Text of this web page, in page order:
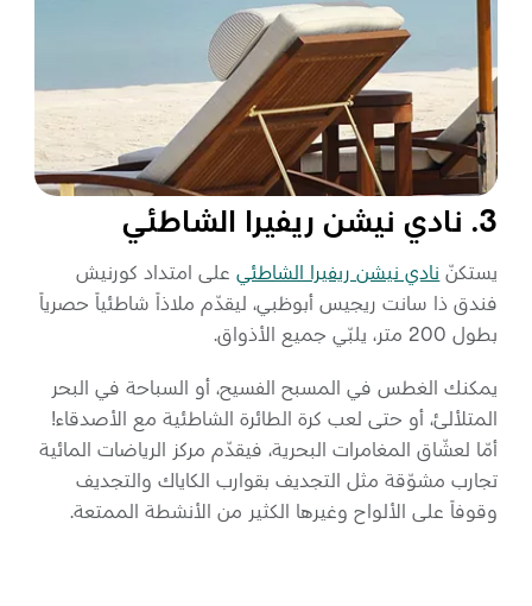
3. نادي نيشن ريفيرا الشاطئي
يستكنّ نادي نيشن ريفيرا الشاطئيعلى امتداد كورنيش
فندق ذا سانت ريجيس أبوظبي، ليقدّم ملاذاً شاطئياً حصرياً
بطول 200 متر، يلبّي جميع الأذواق.
يمكنك الغطس في المسبح الفسيح، أو السباحة في البحر
المتلألئ، أو حتى لعب كرة الطائرة الشاطئية مع الأصدقاء!
أمّا لعشّاق المغامرات البحرية، فيقدّم مركز الرياضات المائية
تجارب مشوّقة مثل التجديف بقوارب الكاياك والتجديف
وقوفاً على الألواح وغيرها الكثير من الأنشطة الممتعة.